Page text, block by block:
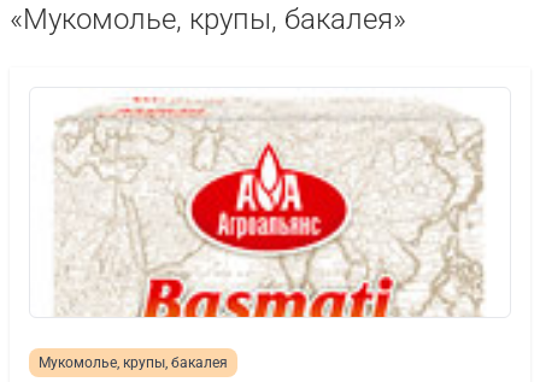
«Мукомолье, крупы, бакалея»
Мукомолье, крупы, бакалея